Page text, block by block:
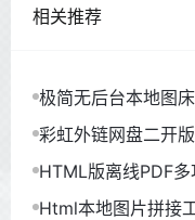
相关推荐
极简无后台本地图
彩虹外链网盘二开
HTML版离线PDF
Html本地图片拼接